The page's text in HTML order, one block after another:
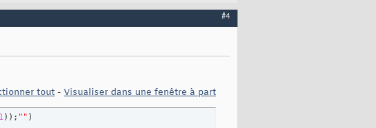
#4
tout - Visualiser dans une fenêtre à part
) ) ; "" )